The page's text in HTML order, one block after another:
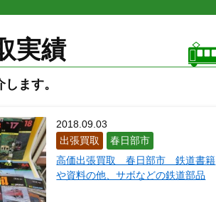
実績
ます。
2018.09.03
出張買取
春日部市
高価出張買取 春日部市 鉄道書籍
や資料の他、サボなどの鉄道部品